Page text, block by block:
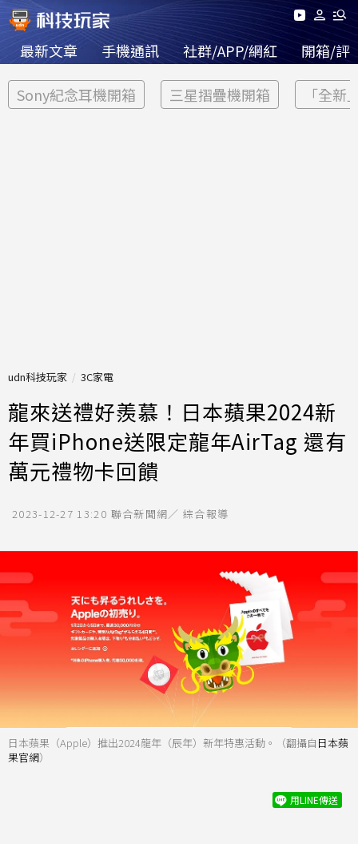
最新文章 手機通訊 社群/APP/網紅 開箱/評
Sony紀念耳機開箱 三星摺疊機開箱 「全新
udn科技玩家 3C家電
龍來送禮好羨慕！日本蘋果2024新
年買iPhone送限定龍年AirTag 還有
萬元禮物卡回饋
2023-12-27 13:20 聯合新聞網／ 綜合報導
日本蘋果（Apple）推出2024龍年（辰年）新年特惠活動。（翻攝自 日本蘋
果官網）
用LINE傳送